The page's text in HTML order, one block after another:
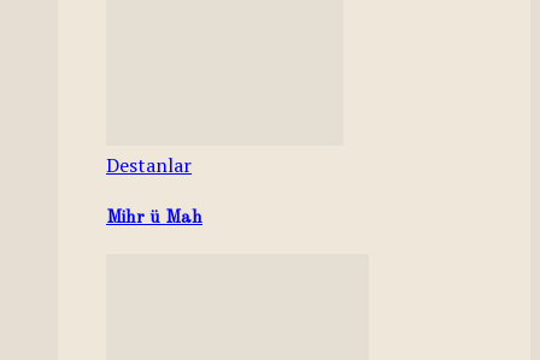
Destanlar
Mihr ü Mah